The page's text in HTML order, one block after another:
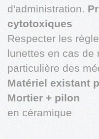
d'administration.
cytotoxiques
Respecter les
lunettes en cas de
particulière des
Matériel existant
Mortier + pilon
en céramique